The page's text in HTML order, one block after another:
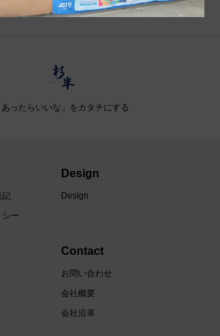
あったらいいな」をカタチにする
記
シー
Design
Design
Contact
お問い合わせ
会社概要
会社沿革